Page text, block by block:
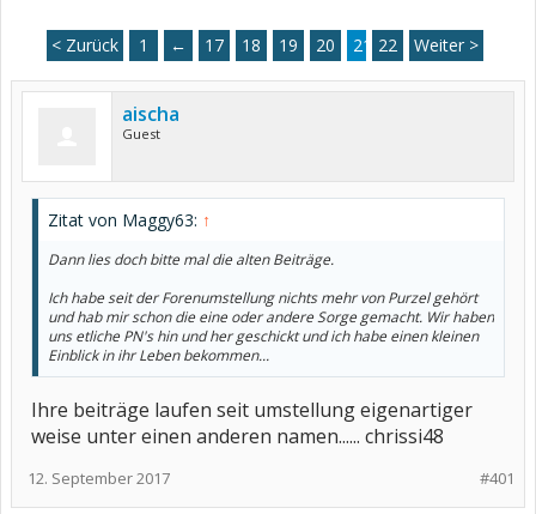
< Zurück 1 ← 17 18 19 20 21 22 Weiter >
aischa
Guest
Zitat von Maggy63: ↑
Dann lies doch bitte mal die alten Beiträge.
Ich habe seit der Forenumstellung nichts mehr von Purzel gehört
und hab mir schon die eine oder andere Sorge gemacht. Wir haben
uns etliche PN's hin und her geschickt und ich habe einen kleinen
Einblick in ihr Leben bekommen...
Ihre beiträge laufen seit umstellung eigenartiger
weise unter einen anderen namen...... chrissi48
#401
12. September 2017